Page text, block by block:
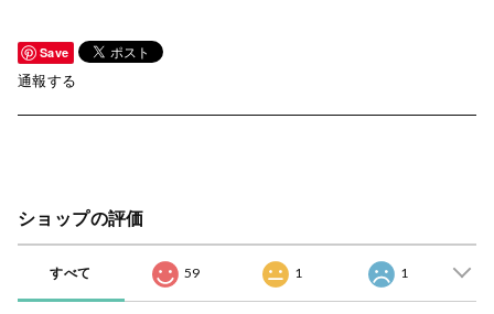
Save
通報する
ショップの評価
すべて 59 1 1